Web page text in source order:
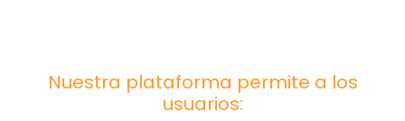
Nuestra plataforma permite a los
usuarios: